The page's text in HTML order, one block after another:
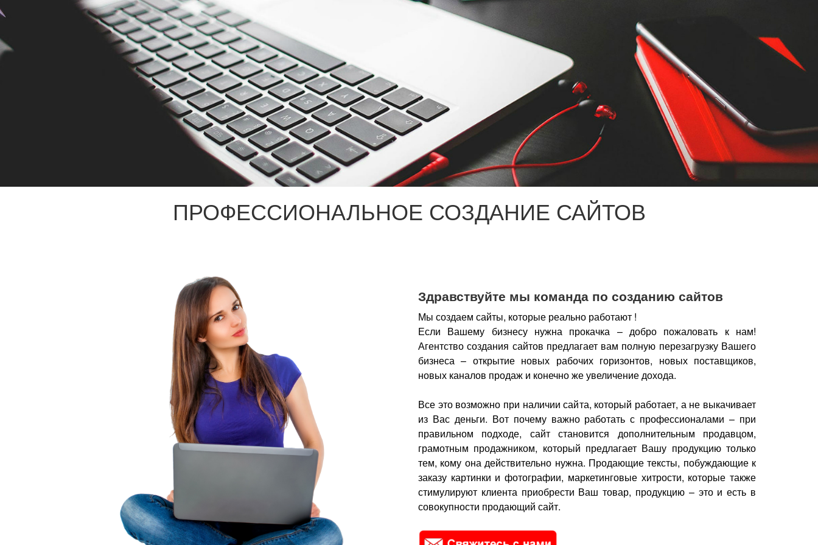
ПРОФЕССИОНАЛЬНОЕ СОЗДАНИЕ САЙТОВ
Здравствуйте мы команда по созданию сайтов
Мы создаем сайты, которые реально работают !
Если Вашему бизнесу нужна прокачка – добро пожаловать к нам!
Агентство создания сайтов предлагает вам полную перезагрузку Вашего
бизнеса – открытие новых рабочих горизонтов, новых поставщиков,
новых каналов продаж и конечно же увеличение дохода.
Все это возможно при наличии сайта, который работает, а не выкачивает
из Вас деньги. Вот почему важно работать с профессионалами – при
правильном подходе, сайт становится дополнительным продавцом,
грамотным продажником, который предлагает Вашу продукцию только
тем, кому она действительно нужна. Продающие тексты, побуждающие к
заказу картинки и фотографии, маркетинговые хитрости, которые также
стимулируют клиента приобрести Ваш товар, продукцию – это и есть в
совокупности продающий сайт.